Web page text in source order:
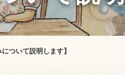
ついて説明します】